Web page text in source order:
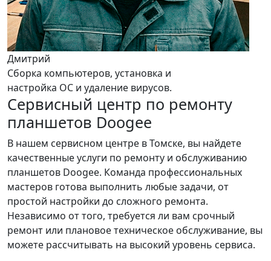
Дмитрий
Сборка компьютеров, установка и
настройка ОС и удаление вирусов.
Сервисный центр по ремонту
планшетов Doogee
В нашем сервисном центре в Томске, вы найдете
качественные услуги по ремонту и обслуживанию
планшетов Doogee. Команда профессиональных
мастеров готова выполнить любые задачи, от
простой настройки до сложного ремонта.
Независимо от того, требуется ли вам срочный
ремонт или плановое техническое обслуживание, вы
можете рассчитывать на высокий уровень сервиса.